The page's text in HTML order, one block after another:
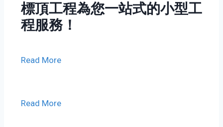
標頂工程為您一站式的小型工
程服務！
Read More
Read More